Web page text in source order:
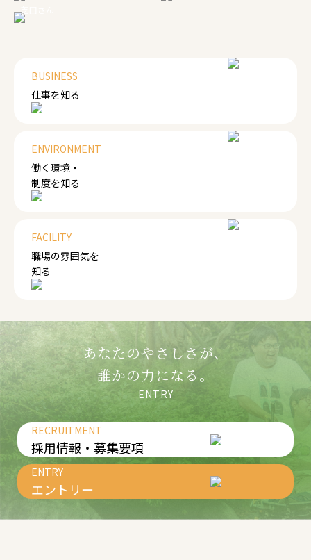
芝田さん
BUSINESS
仕事を知る
ENVIRONMENT
働く環境・
制度を知る
FACILITY
職場の雰囲気を
知る
あなたのやさしさが、
誰かの力になる。
ENTRY
RECRUITMENT
採用情報・募集要項
ENTRY
エントリー